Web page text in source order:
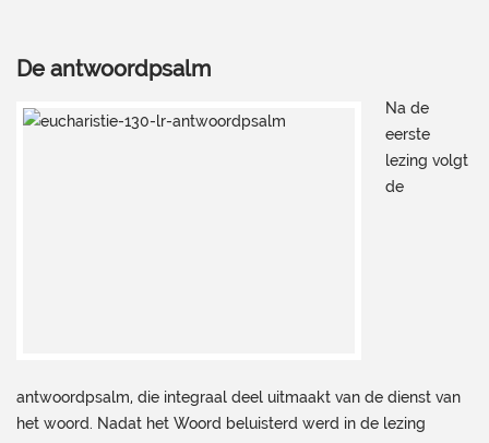
De antwoordpsalm
Na de
eerste
lezing volgt
de
antwoordpsalm, die integraal deel uitmaakt van de dienst van
het woord. Nadat het Woord beluisterd werd in de lezing